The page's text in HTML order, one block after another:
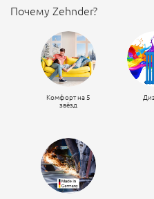
Почему Zehnder?
Комфорт на 5
звёзд